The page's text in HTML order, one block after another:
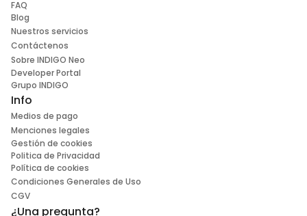
FAQ
Blog
Nuestros servicios
Contáctenos
Sobre INDIGO Neo
Developer Portal
Grupo INDIGO
Info
Medios de pago
Menciones legales
Gestión de cookies
Politica de Privacidad
Política de cookies
Condiciones Generales de Uso
CGV
¿Una pregunta?